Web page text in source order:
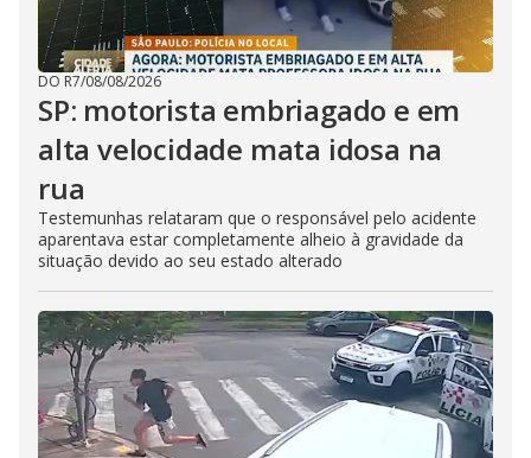
DO R7/08/08/2026
SP: motorista embriagado e em
alta velocidade mata idosa na
rua
Testemunhas relataram que o responsável pelo acidente
aparentava estar completamente alheio à gravidade da
situação devido ao seu estado alterado